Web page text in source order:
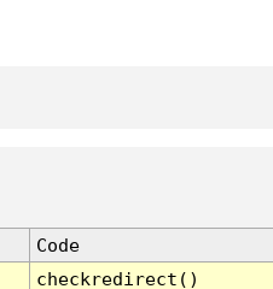
Code
checkredirect()